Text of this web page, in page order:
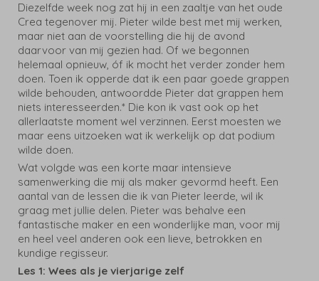
Diezelfde week nog zat hij in een zaaltje van het oude
Crea tegenover mij. Pieter wilde best met mij werken,
maar niet aan de voorstelling die hij de avond
daarvoor van mij gezien had. Of we begonnen
helemaal opnieuw, óf ik mocht het verder zonder hem
doen. Toen ik opperde dat ik een paar goede grappen
wilde behouden, antwoordde Pieter dat grappen hem
niets interesseerden.* Die kon ik vast ook op het
allerlaatste moment wel verzinnen. Eerst moesten we
maar eens uitzoeken wat ik werkelijk op dat podium
wilde doen.
Wat volgde was een korte maar intensieve
samenwerking die mij als maker gevormd heeft. Een
aantal van de lessen die ik van Pieter leerde, wil ik
graag met jullie delen. Pieter was behalve een
fantastische maker en een wonderlijke man, voor mij
en heel veel anderen ook een lieve, betrokken en
kundige regisseur.
Les 1: Wees als je vierjarige zelf